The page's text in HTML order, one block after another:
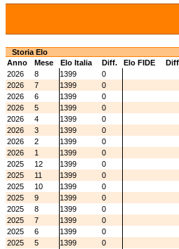
Storia Elo
Anno
Mese Elo Italia Diff. Elo FIDE
2026
8 1399
0
2026
7 1399
0
2026
6 1399
0
2026
5 1399
0
2026
4 1399
0
2026
3 1399
0
2026
2 1399
0
2026
1 1399
0
2025
12 1399
0
2025
11 1399
0
2025
10 1399
0
2025
9 1399
0
2025
8 1399
0
2025
7 1399
0
2025
6 1399
0
2025
5 1399
0